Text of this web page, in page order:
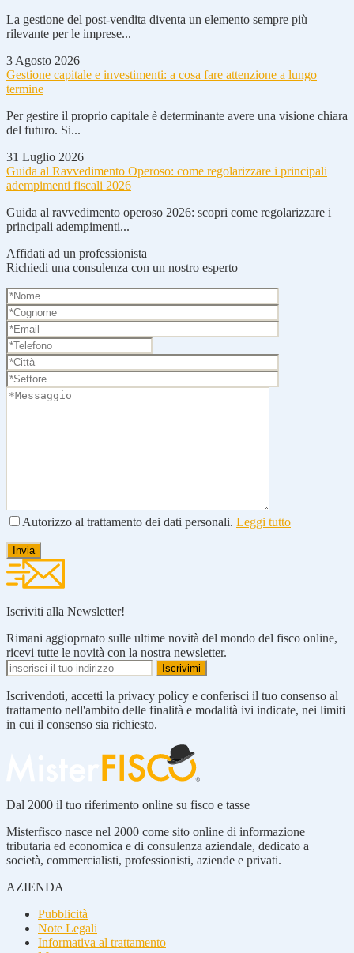
La gestione del post-vendita diventa un elemento sempre più
rilevante per le imprese...
3 Agosto 2026
Gestione capitale e investimenti: a cosa fare attenzione a lungo
termine
Per gestire il proprio capitale è determinante avere una visione chiara
del futuro. Si...
31 Luglio 2026
Guida al Ravvedimento Operoso: come regolarizzare i principali
adempimenti fiscali 2026
Guida al ravvedimento operoso 2026: scopri come regolarizzare i
principali adempimenti...
Affidati ad un professionista
Richiedi una consulenza con un nostro esperto
Autorizzo al trattamento dei dati personali. Leggi tutto
Iscriviti alla Newsletter!
Rimani aggioprnato sulle ultime novità del mondo del fisco online,
ricevi tutte le novità con la nostra newsletter.
Iscrivendoti, accetti la privacy policy e conferisci il tuo consenso al
trattamento nell'ambito delle finalità e modalità ivi indicate, nei limiti
in cui il consenso sia richiesto.
Dal 2000 il tuo riferimento online su fisco e tasse
Misterfisco nasce nel 2000 come sito online di informazione
tributaria ed economica e di consulenza aziendale, dedicato a
società, commercialisti, professionisti, aziende e privati.
AZIENDA
Pubblicità
Note Legali
Informativa al trattamento